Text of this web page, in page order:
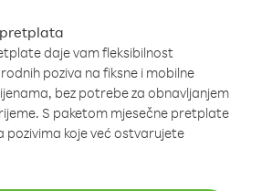
pretplata
daje vam fleksibilnost
poziva na fiksne i mobilne
bez potrebe za obnavljanjem
S paketom mjesečne pretplate
pozivima koje već ostvarujete